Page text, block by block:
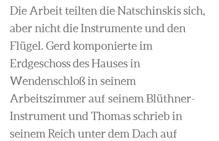
Die Arbeit teilten die Natschinskis sich,
aber nicht die Instrumente und den
Flügel. Gerd komponierte im
Erdgeschoss des Hauses in
Wendenschloß in seinem
Arbeitszimmer auf seinem Blüthner-
Instrument und Thomas schrieb in
seinem Reich unter dem Dach auf